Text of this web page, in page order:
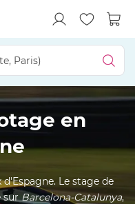
en
Le stage de
surBarcelona-Catalunya,